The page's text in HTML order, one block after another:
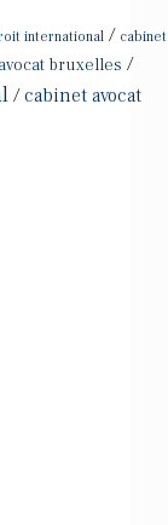
international / cabinet
bruxelles /
/cabinet avocat